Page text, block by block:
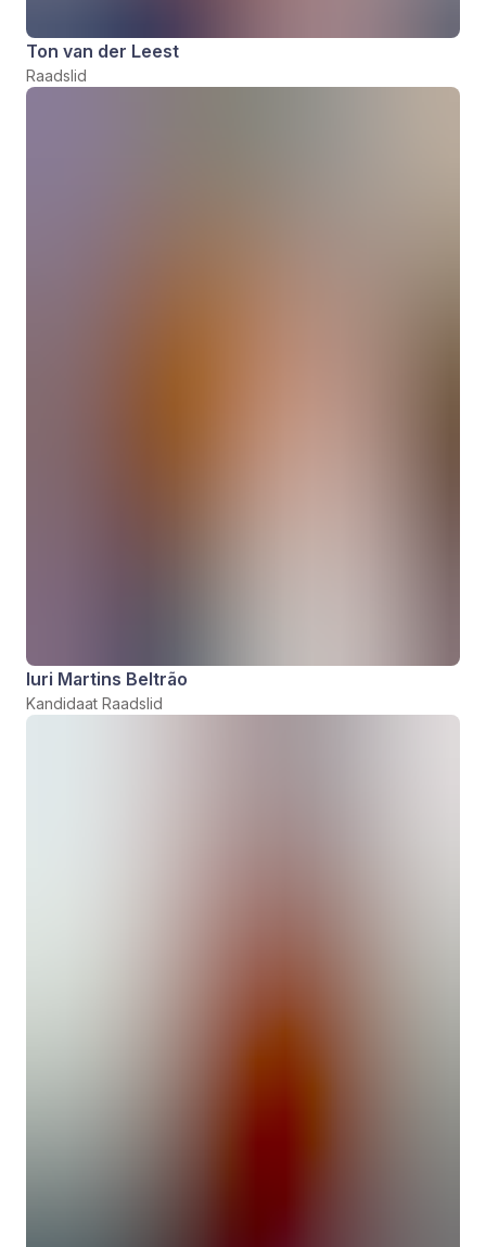
Ton van der Leest
Raadslid
Iuri Martins Beltrão
Kandidaat Raadslid